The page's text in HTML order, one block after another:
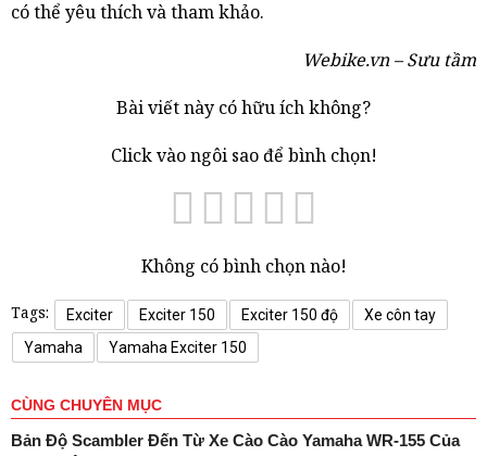
có thể yêu thích và tham khảo.
Webike.vn – Sưu tầm
Bài viết này có hữu ích không?
Click vào ngôi sao để bình chọn!
Không có bình chọn nào!
Tags: Exciter Exciter 150 Exciter 150 độ
Xe côn tay
Yamaha
Yamaha Exciter 150
CÙNG CHUYÊN MỤC
Bản Độ Scambler Đến Từ Xe Cào Cào Yamaha WR-155 Của